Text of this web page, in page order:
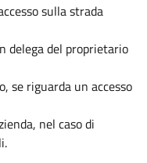
sulla strada
del proprietario
se riguarda un accesso
nel caso di